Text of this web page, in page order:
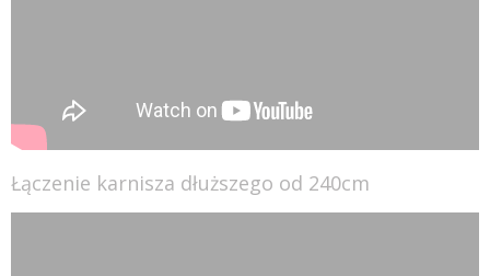
Łączenie karnisza dłuższego od 240cm